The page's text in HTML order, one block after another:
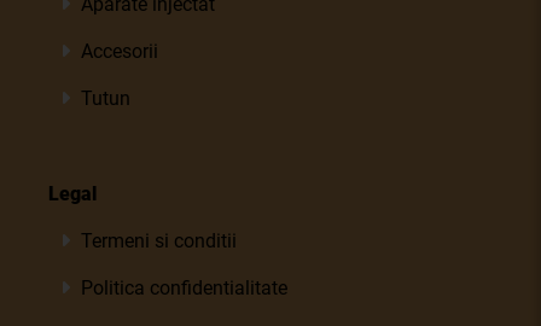
Accesorii
Tutun
Legal
Termeni si conditii
Politica confidentialitate